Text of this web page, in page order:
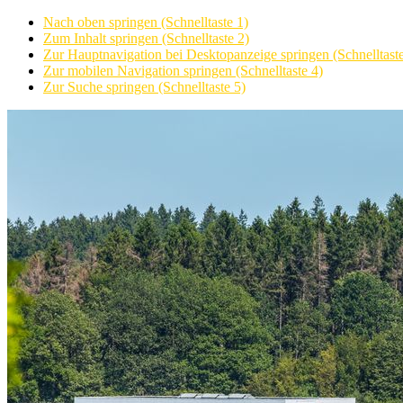
Nach oben springen (Schnelltaste 1)
Zum Inhalt springen (Schnelltaste 2)
Zur Hauptnavigation bei Desktopanzeige springen
Zur mobilen Navigation springen (Schnelltaste 4)
Zur Suche springen (Schnelltaste 5)